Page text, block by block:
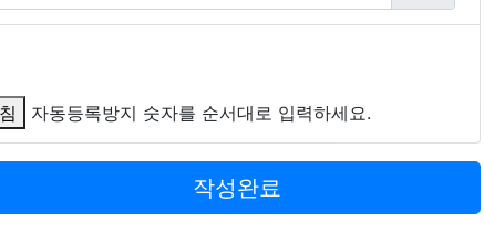
자동등록방지 숫자를 순서대로 입력하세요.
작성완료